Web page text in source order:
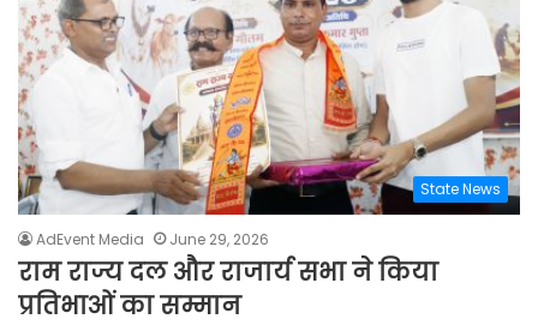
State News
AdEvent Media June 29, 2026
राम राज्य दल और राजार्य सभा ने किया
प्रतिभाओं का सम्मान